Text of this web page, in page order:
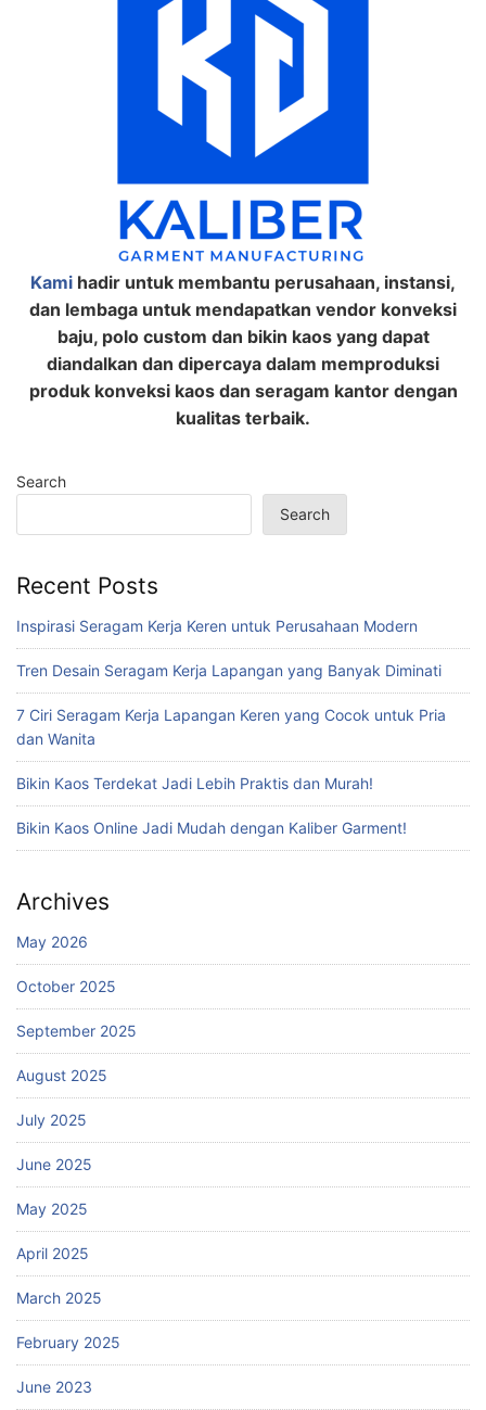
Kami hadir untuk membantu perusahaan, instansi,
dan lembaga untuk mendapatkan vendor konveksi
baju, polo custom dan bikin kaos yang dapat
diandalkan dan dipercaya dalam memproduksi
produk konveksi kaos dan seragam kantor dengan
kualitas terbaik.
Search
Search
Recent Posts
Inspirasi Seragam Kerja Keren untuk Perusahaan Modern
Tren Desain Seragam Kerja Lapangan yang Banyak Diminati
7 Ciri Seragam Kerja Lapangan Keren yang Cocok untuk Pria
dan Wanita
Bikin Kaos Terdekat Jadi Lebih Praktis dan Murah!
Bikin Kaos Online Jadi Mudah dengan Kaliber Garment!
Archives
May 2026
October 2025
September 2025
August 2025
July 2025
June 2025
May 2025
April 2025
March 2025
February 2025
June 2023